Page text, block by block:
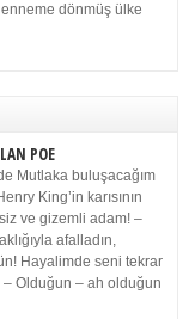
dönmüş ülke
POE
Mutlaka buluşacağım
King’in karısının
ve gizemli adam! –
afalladın,
Hayalimde seni tekrar
Olduğun – ah olduğun